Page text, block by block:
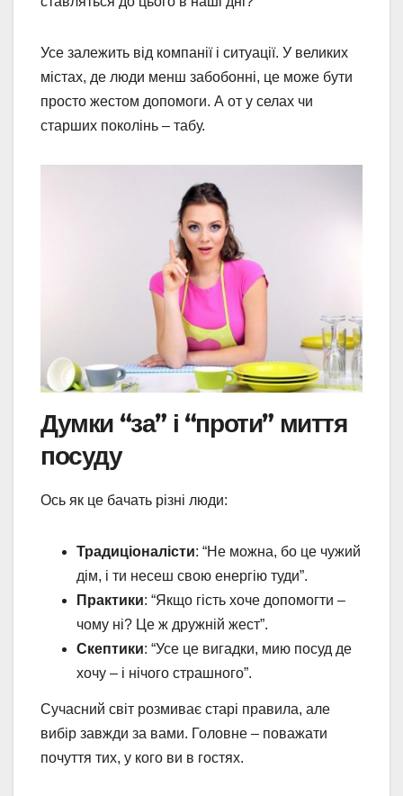
Усе залежить від компанії і ситуації. У великих
містах, де люди менш забобонні, це може бути
просто жестом допомоги. А от у селах чи
старших поколінь – табу.
Думки “за” і “проти” миття
посуду
Ось як це бачать різні люди:
Традиціоналісти: “Не можна, бо це чужий
дім, і ти несеш свою енергію туди”.
Практики: “Якщо гість хоче допомогти –
чому ні? Це ж дружній жест”.
Скептики: “Усе це вигадки, мию посуд де
хочу – і нічого страшного”.
Сучасний світ розмиває старі правила, але
вибір завжди за вами. Головне – поважати
почуття тих, у кого ви в гостях.